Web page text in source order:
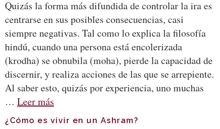
Quizás la forma más difundida de controlar la ira es
centrarse en sus posibles consecuencias, casi
siempre negativas. Tal como lo explica la filosofía
hindú, cuando una persona está encolerizada
(krodha) se obnubila (moha), pierde la capacidad de
discernir, y realiza acciones de las que se arrepiente.
Al saber esto, quizás por experiencia, uno muchas
… Leer más
¿Cómo es vivir en un Ashram?